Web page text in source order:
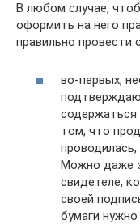
В любом случае,
оформить на него
правильно провести
во-первых,
содержаться
том, что
Можно даже
свидетеле,
своей
бумаги нужно